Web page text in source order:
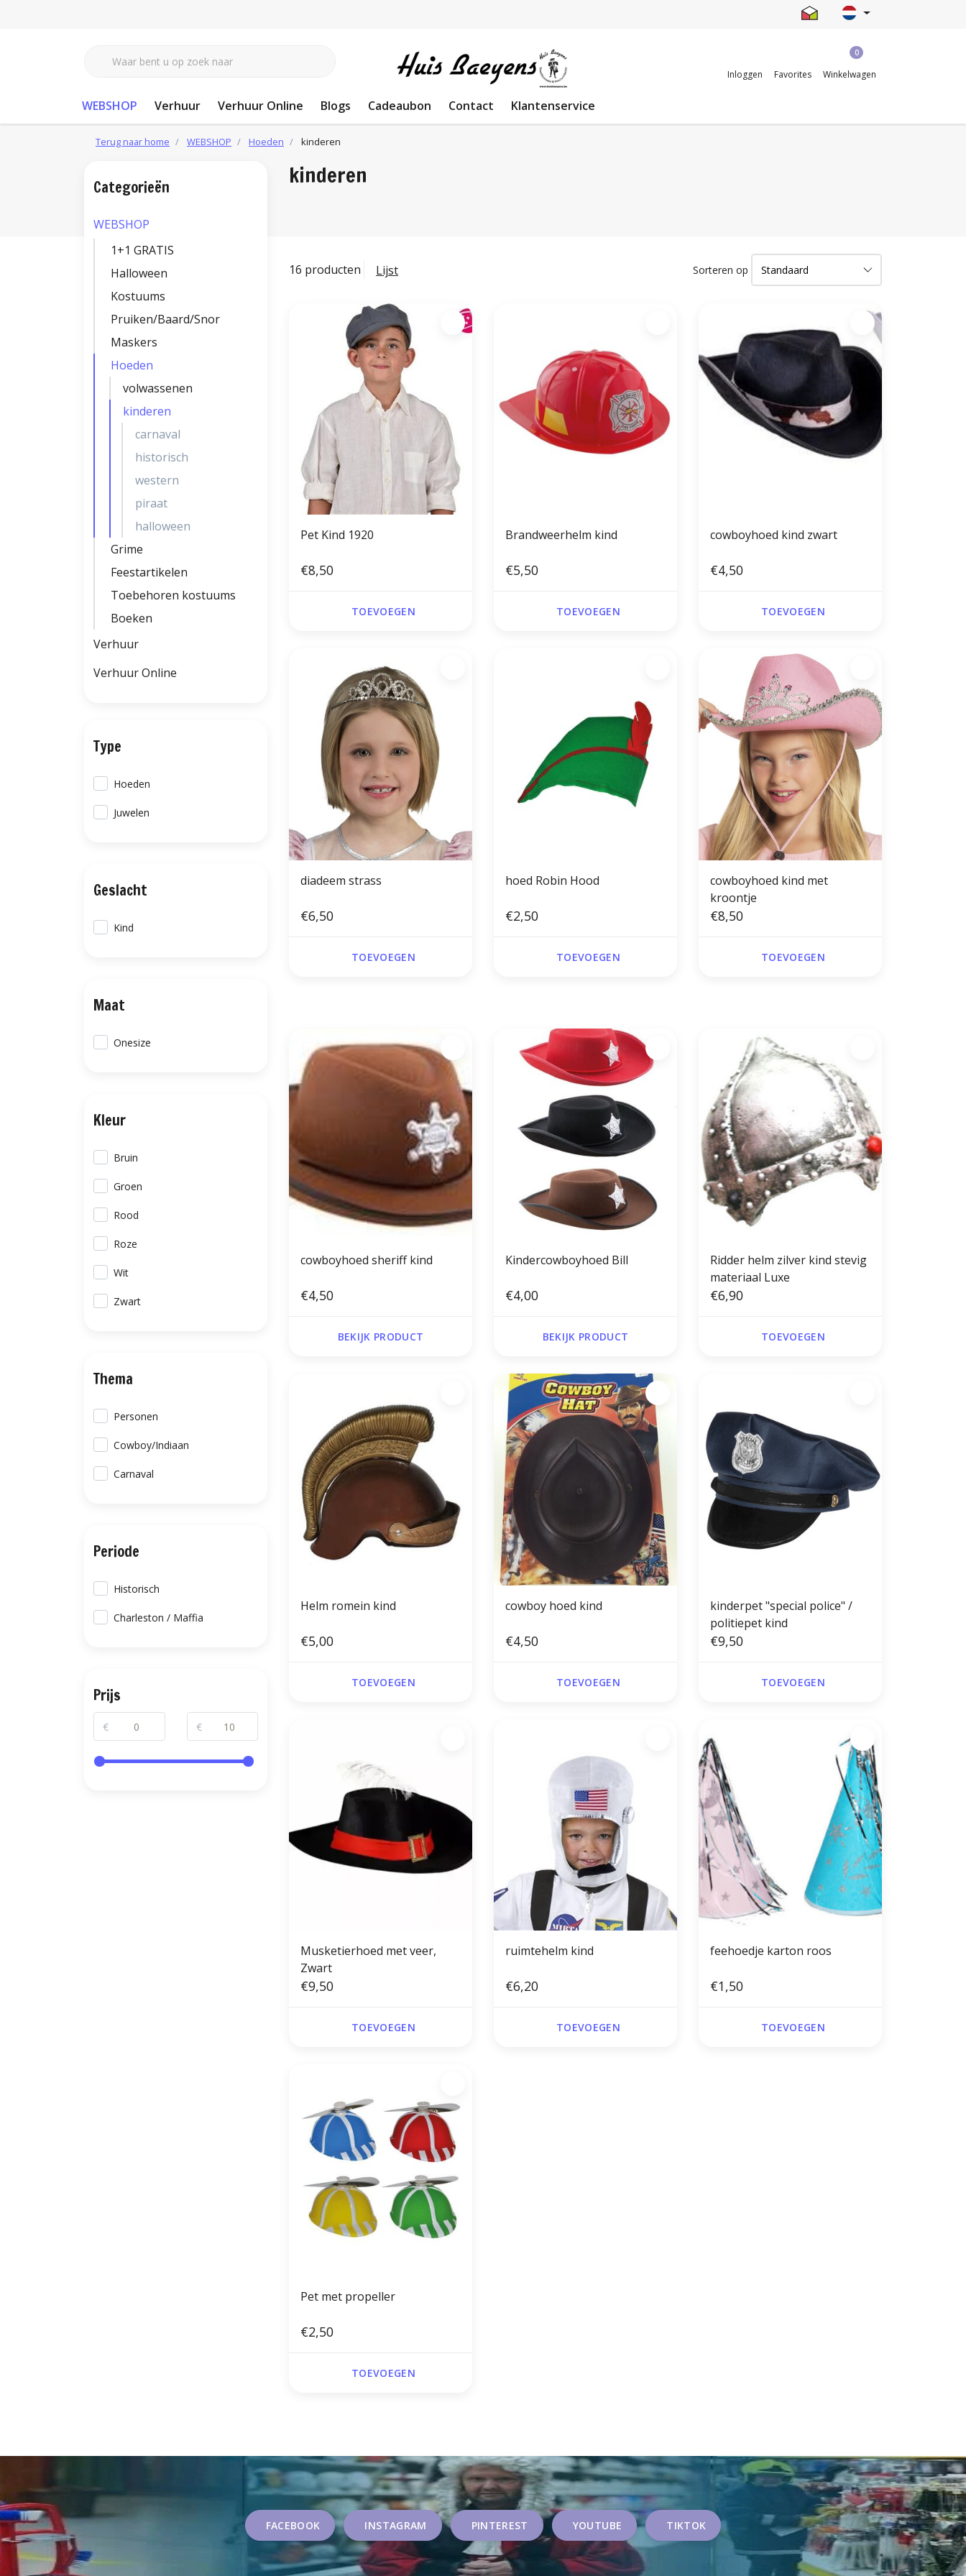
Inloggen Favorites
0
Winkelwagen
WEBSHOP Verhuur Verhuur Online Blogs Cadeaubon Contact Klantenservice
Terug naar home WEBSHOP Hoeden kinderen
kinderen
16 producten Lijst Sorteren op
Pet Kind 1920
€8,50
TOEVOEGEN
Brandweerhelm kind
€5,50
TOEVOEGEN
cowboyhoed kind zwart
€4,50
TOEVOEGEN
diadeem strass
€6,50
TOEVOEGEN
hoed Robin Hood
€2,50
TOEVOEGEN
cowboyhoed kind met
kroontje
€8,50
TOEVOEGEN
cowboyhoed sheriff kind
€4,50
BEKIJK PRODUCT
Kindercowboyhoed Bill
€4,00
BEKIJK PRODUCT
Ridder helm zilver kind stevig
materiaal Luxe
€6,90
TOEVOEGEN
Helm romein kind
€5,00
TOEVOEGEN
cowboy hoed kind
€4,50
TOEVOEGEN
kinderpet "special police" /
politiepet kind
€9,50
TOEVOEGEN
Musketierhoed met veer,
Zwart
€9,50
TOEVOEGEN
ruimtehelm kind
€6,20
TOEVOEGEN
feehoedje karton roos
€1,50
TOEVOEGEN
Pet met propeller
€2,50
TOEVOEGEN
Categorieën
WEBSHOP
1+1 GRATIS
Halloween
Kostuums
Pruiken/Baard/Snor
Maskers
Hoeden
volwassenen
kinderen
carnaval
historisch
western
piraat
halloween
Grime
Feestartikelen
Toebehoren kostuums
Boeken
Verhuur
Verhuur Online
Type
Hoeden
Juwelen
Geslacht
Kind
Maat
Onesize
Kleur
Bruin
Groen
Rood
Roze
Wit
Zwart
Thema
Personen
Cowboy/Indiaan
Carnaval
Periode
Historisch
Charleston / Maffia
Prijs
€ €
FACEBOOK INSTAGRAM PINTEREST YOUTUBE TIKTOK